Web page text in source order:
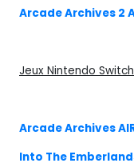
Arcade Archives 2
Jeux Nintendo
Arcade Archives
Into The